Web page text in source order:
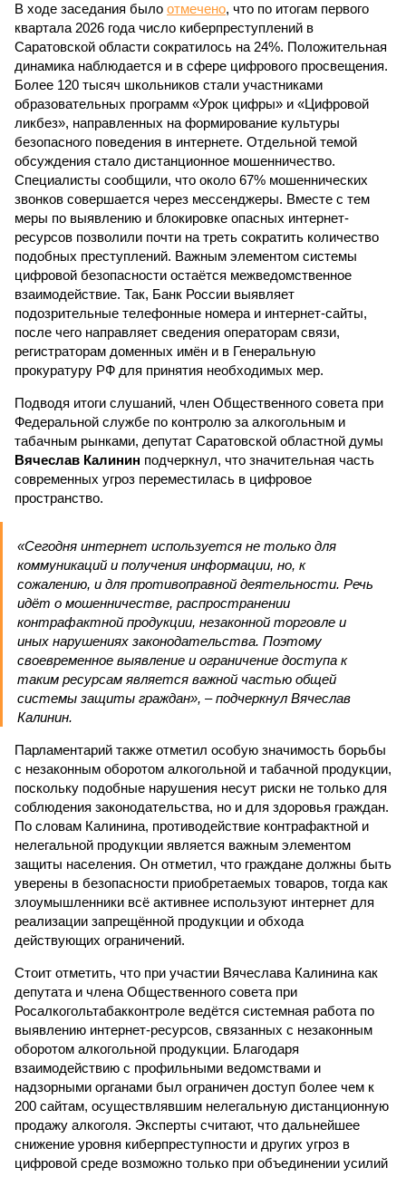
В ходе заседания было отмечено, что по итогам первого
квартала 2026 года число киберпреступлений в
Саратовской области сократилось на 24%. Положительная
динамика наблюдается и в сфере цифрового просвещения.
Более 120 тысяч школьников стали участниками
образовательных программ «Урок цифры» и «Цифровой
ликбез», направленных на формирование культуры
безопасного поведения в интернете. Отдельной темой
обсуждения стало дистанционное мошенничество.
Специалисты сообщили, что около 67% мошеннических
звонков совершается через мессенджеры. Вместе с тем
меры по выявлению и блокировке опасных интернет-
ресурсов позволили почти на треть сократить количество
подобных преступлений. Важным элементом системы
цифровой безопасности остаётся межведомственное
взаимодействие. Так, Банк России выявляет
подозрительные телефонные номера и интернет-сайты,
после чего направляет сведения операторам связи,
регистраторам доменных имён и в Генеральную
прокуратуру РФ для принятия необходимых мер.
Подводя итоги слушаний, член Общественного совета при
Федеральной службе по контролю за алкогольным и
табачным рынками, депутат Саратовской областной думы
Вячеслав Калинин подчеркнул, что значительная часть
современных угроз переместилась в цифровое
пространство.
«Сегодня интернет используется не только для
коммуникаций и получения информации, но, к
сожалению, и для противоправной деятельности. Речь
идёт о мошенничестве, распространении
контрафактной продукции, незаконной торговле и
иных нарушениях законодательства. Поэтому
своевременное выявление и ограничение доступа к
таким ресурсам является важной частью общей
системы защиты граждан», – подчеркнул Вячеслав
Калинин.
Парламентарий также отметил особую значимость борьбы
с незаконным оборотом алкогольной и табачной продукции,
поскольку подобные нарушения несут риски не только для
соблюдения законодательства, но и для здоровья граждан.
По словам Калинина, противодействие контрафактной и
нелегальной продукции является важным элементом
защиты населения. Он отметил, что граждане должны быть
уверены в безопасности приобретаемых товаров, тогда как
злоумышленники всё активнее используют интернет для
реализации запрещённой продукции и обхода
действующих ограничений.
Стоит отметить, что при участии Вячеслава Калинина как
депутата и члена Общественного совета при
Росалкогольтабакконтроле ведётся системная работа по
выявлению интернет-ресурсов, связанных с незаконным
оборотом алкогольной продукции. Благодаря
взаимодействию с профильными ведомствами и
надзорными органами был ограничен доступ более чем к
200 сайтам, осуществлявшим нелегальную дистанционную
продажу алкоголя. Эксперты считают, что дальнейшее
снижение уровня киберпреступности и других угроз в
цифровой среде возможно только при объединении усилий